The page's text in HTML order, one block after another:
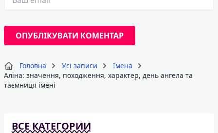
Головна Усі записи
Імена
Аліна: значення, походження, характер, день ангела та
таємниця імені
ВСЕ КАТЕГОРИИ